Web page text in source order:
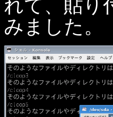
れて、貼り
みました。